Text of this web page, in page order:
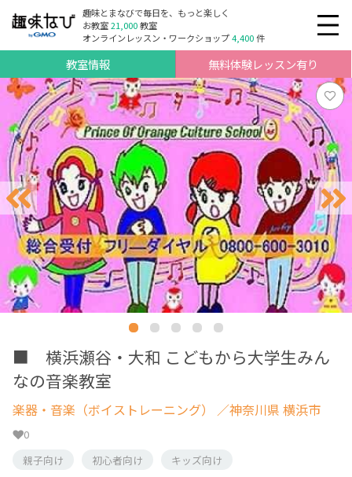
趣味とまなびで毎日を、もっと楽しく
お教室21,000教室
オンラインレッスン・ワークショップ4,400件
教室情報 無料体験レッスン有り
■ 横浜瀬谷・大和 こどもから大学生みん
なの音楽教室
楽器・音楽（ボイストレーニング） ／神奈川県 横浜市
0
親子向け
初心者向け キッズ向け